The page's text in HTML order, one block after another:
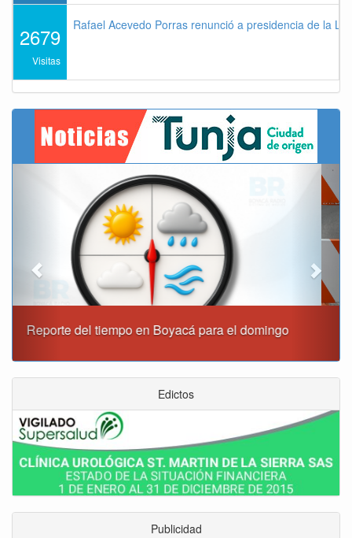
2679
Visitas
Rafael Acevedo Porras renunció a presidencia de la
Este domingo habrá cierres viales en Tunja
Next
Edictos
Publicidad